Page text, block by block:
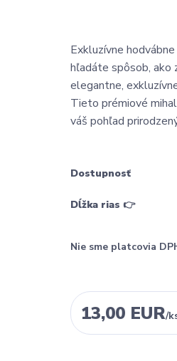
Exkluzívne
hľadáte spôsob, ako
elegantne,
Tieto prémiové
váš pohľad
Dostupnosť
Dĺžka rias 👉
Nie sme platcovia
13,00 EUR/